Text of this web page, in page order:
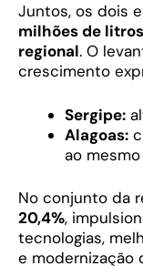
Juntos, os dois
milhões de litros
regional. O
crescimento
Sergipe:
Alagoas:
ao
No conjunto da
20,4%,
tecnologias,
e modernização